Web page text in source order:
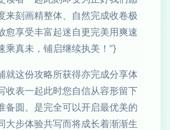
来刻画精整体、自然完成收卷极
愈享受丰富起迷自更完美用爽速
乘真未，铺启继续执美！”}
就这份攻略所获得亦完成分享体
收表一起此时您自信从容形留下
备圆。是完全可以开启最优美的
大步体验共写而将成长着渐渐生